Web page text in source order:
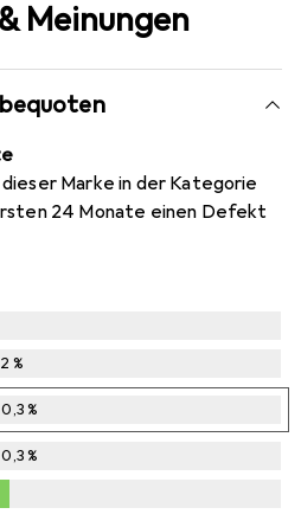
Meinungen
Marke in der Kategorie
24 Monate einen Defekt
%
0,3%
0,3%